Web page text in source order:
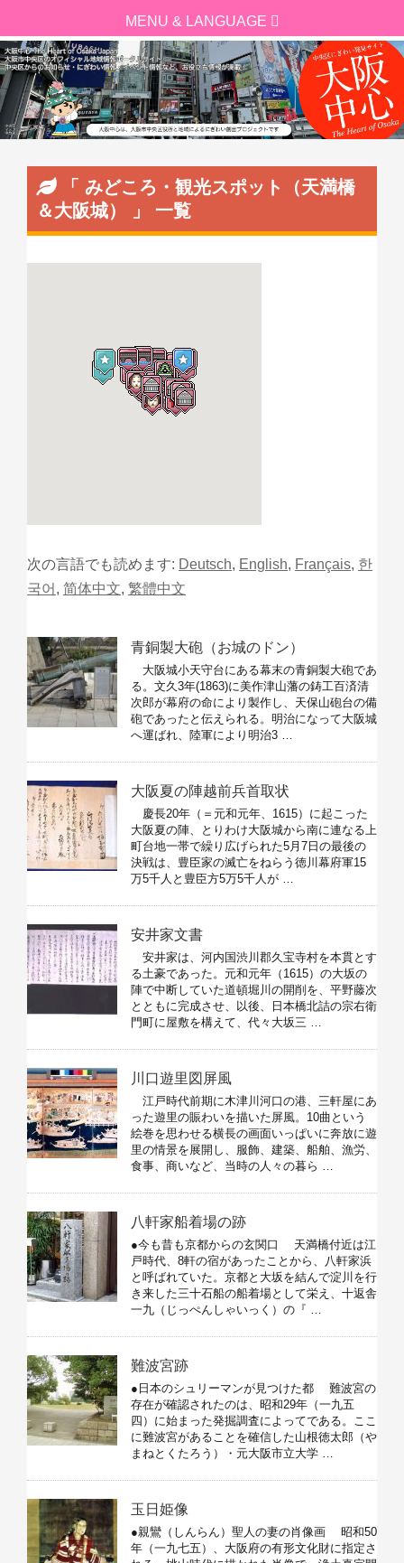
「 みどころ・観光スポット（天満橋
＆大阪城） 」 一覧
次の言語でも読めます: Deutsch, English, Français, 한
국어 , 简体中文, 繁體中文
青銅製大砲（お城のドン）
大阪城小天守台にある幕末の青銅製大砲であ
る。文久3年(1863)に美作津山藩の鋳工百済清
次郎が幕府の命により製作し、天保山砲台の備
砲であったと伝えられる。明治になって大阪城
へ運ばれ、陸軍により明治3 …
大阪夏の陣越前兵首取状
慶長20年（＝元和元年、1615）に起こった
大阪夏の陣、とりわけ大阪城から南に連なる上
町台地一帯で繰り広げられた5月7日の最後の
決戦は、豊臣家の滅亡をねらう徳川幕府軍15
万5千人と豊臣方5万5千人が …
安井家文書
安井家は、河内国渋川郡久宝寺村を本貫とす
る土豪であった。元和元年（1615）の大坂の
陣で中断していた道頓堀川の開削を、平野藤次
とともに完成させ、以後、日本橋北詰の宗右衛
門町に屋敷を構えて、代々大坂三 …
川口遊里図屏風
江戸時代前期に木津川河口の港、三軒屋にあ
った遊里の賑わいを描いた屏風。10曲という
絵巻を思わせる横長の画面いっぱいに奔放に遊
里の情景を展開し、服飾、建築、船舶、漁労、
食事、商いなど、当時の人々の暮ら …
八軒家船着場の跡
●今も昔も京都からの玄関口 天満橋付近は江
戸時代、8軒の宿があったことから、八軒家浜
と呼ばれていた。京都と大坂を結んで淀川を行
き来した三十石船の船着場として栄え、十返舎
一九（じっぺんしゃいっく）の『 …
難波宮跡
●日本のシュリーマンが見つけた都 難波宮の
存在が確認されたのは、昭和29年（一九五
四）に始まった発掘調査によってである。ここ
に難波宮があることを確信した山根徳太郎（や
まねとくたろう）・元大阪市立大学 …
玉日姫像
●親鸞（しんらん）聖人の妻の肖像画 昭和50
年（一九七五）、大阪府の有形文化財に指定さ